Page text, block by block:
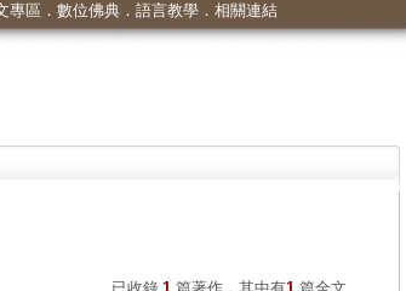
專區 ． 數位佛典． 語言教學． 相關連結